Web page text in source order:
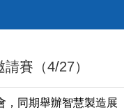
賽（4/27）
，同期舉辦智慧製造展